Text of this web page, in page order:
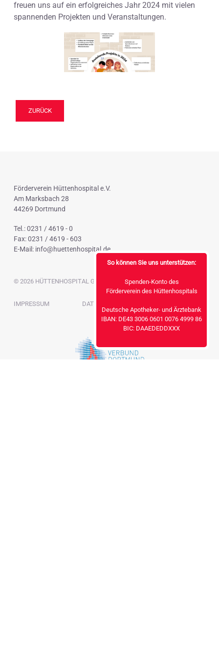
So können Sie uns unterstützen:
Spenden-Konto des
Förderverein des Hüttenhospitals
Deutsche Apotheker- und Ärztebank
IBAN: DE43 3006 0601 0076 4999 86
BIC: DAAEDEDDXXX
freuen uns auf ein erfolgreiches Jahr 2024 mit vielen
spannenden Projekten und Veranstaltungen.
ZURÜCK
Förderverein Hüttenhospital e.V.
Am Marksbach 28
44269 Dortmund
Tel.: 0231 / 4619 - 0
Fax: 0231 / 4619 - 603
E-Mail: info@huettenhospital.de
© 2026 HÜTTENHOSPITAL GGMBH
NAVIGATION
IMPRESSUM DATENSCHUTZ